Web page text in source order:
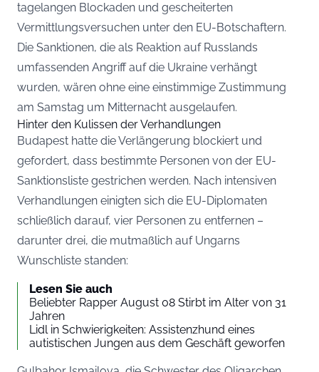
tagelangen Blockaden und gescheiterten
Vermittlungsversuchen unter den EU-Botschaftern.
Die Sanktionen, die als Reaktion auf Russlands
umfassenden Angriff auf die Ukraine verhängt
wurden, wären ohne eine einstimmige Zustimmung
am Samstag um Mitternacht ausgelaufen.
Hinter den Kulissen der Verhandlungen
Budapest hatte die Verlängerung blockiert und
gefordert, dass bestimmte Personen von der EU-
Sanktionsliste gestrichen werden. Nach intensiven
Verhandlungen einigten sich die EU-Diplomaten
schließlich darauf, vier Personen zu entfernen –
darunter drei, die mutmaßlich auf Ungarns
Wunschliste standen:
Lesen Sie auch
Beliebter Rapper August 08 Stirbt im Alter von 31
Jahren
Lidl in Schwierigkeiten: Assistenzhund eines
autistischen Jungen aus dem Geschäft geworfen